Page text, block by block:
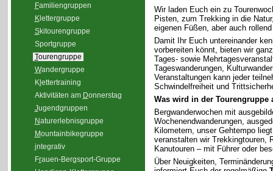
Familiengruppen
Klettergruppe
Skitourengruppe
Sportgruppe
Tourengruppe
Wandergruppe
Kl ettertraining
Aktivitäten am Donnerstag
Jugendgruppen
Naturerlebnisgruppe
Mountainbikegruppe
integrativ
Frauen-Bergsport-Gruppe
Wir laden Euch ein zu
Pisten, zum Trekking in die
eigenen Füßen, aber auch
Damit Ihr Euch untereinander
vorbereiten könnt, bieten wir
Tages- sowie
Tageswanderungen,
Veranstaltungen kann jeder
Schwindelfreiheit und
Was wird in der Tourengruppe
Bergwanderwochen mit
Wochenendwanderungen,
Kilometern, unser Gehtempo
veranstalten wir Trekkingtouren,
Kanutouren – mit Führer oder
Über Neuigkeiten,